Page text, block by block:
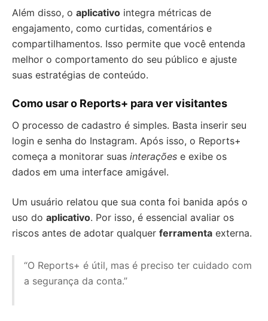
Além disso, o aplicativo integra métricas de
engajamento, como curtidas, comentários e
compartilhamentos. Isso permite que você entenda
melhor o comportamento do seu público e ajuste
suas estratégias de conteúdo.
Como usar o Reports+ para ver visitantes
O processo de cadastro é simples. Basta inserir seu
login e senha do Instagram. Após isso, o Reports+
começa a monitorar suas interações e exibe os
dados em uma interface amigável.
Um usuário relatou que sua conta foi banida após o
uso do aplicativo. Por isso, é essencial avaliar os
riscos antes de adotar qualquer ferramenta externa.
“O Reports+ é útil, mas é preciso ter cuidado com
a segurança da conta.”